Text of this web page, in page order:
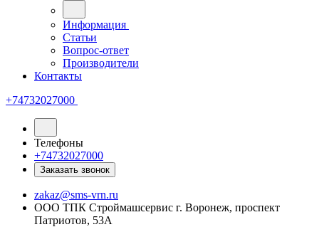
Информация
Статьи
Вопрос-ответ
Производители
Контакты
+74732027000
Телефоны
+74732027000
Заказать звонок
zakaz@sms-vrn.ru
ООО ТПК Строймашсервис г. Воронеж, проспект
Патриотов, 53А